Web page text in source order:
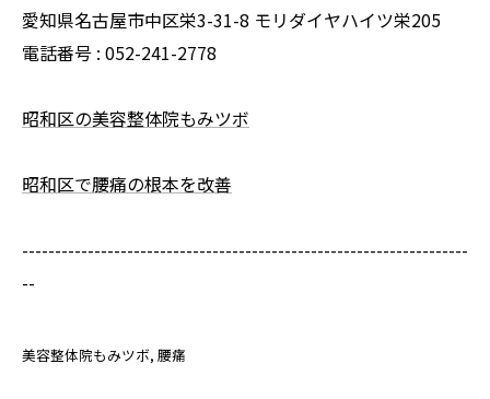
愛知県名古屋市中区栄3-31-8 モリダイヤハイツ栄205
電話番号 : 052-241-2778
昭和区の美容整体院もみツボ
昭和区で腰痛の根本を改善
--------------------------------------------------------------------
--
美容整体院もみツボ 腰痛